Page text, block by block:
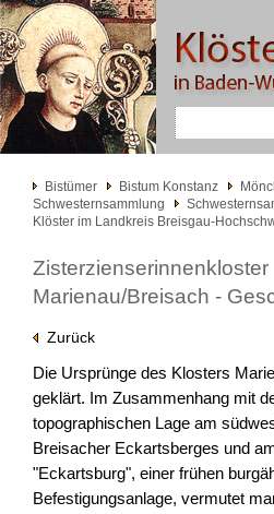
Bistümer Bistum Konstanz
Schwesternsammlung
Klöster im Landkreis Breisgau-
Zisterzienserinnenkloster
Marienau/Breisach -
Zurück
Die Ursprünge des Klosters
geklärt. Im Zusammenhang mit
topographischen Lage am
Breisacher Eckartsberges und
"Eckartsburg", einer frühen
Befestigungsanlage, vermutet